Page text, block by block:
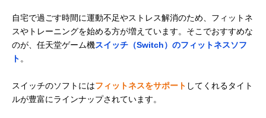
自宅で過ごす時間に運動不足やストレス解消のため、フィットネ
スやトレーニングを始める方が増えています。そこでおすすめな
のが、任天堂ゲーム機スイッチ（Switch）のフィットネスソフ
ト 。
スイッチのソフトにはフィットネスをサポート してくれるタイト
ルが豊富にラインナップされています。